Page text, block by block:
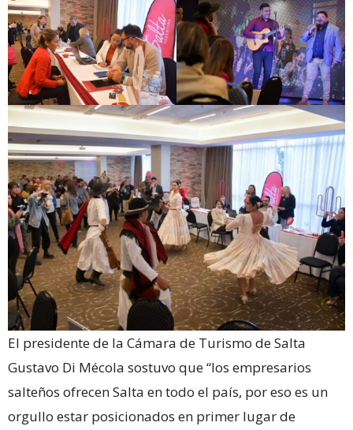
El presidente de la Cámara de Turismo de Salta
Gustavo Di Mécola sostuvo que “los empresarios
salteños ofrecen Salta en todo el país, por eso es un
orgullo estar posicionados en primer lugar de